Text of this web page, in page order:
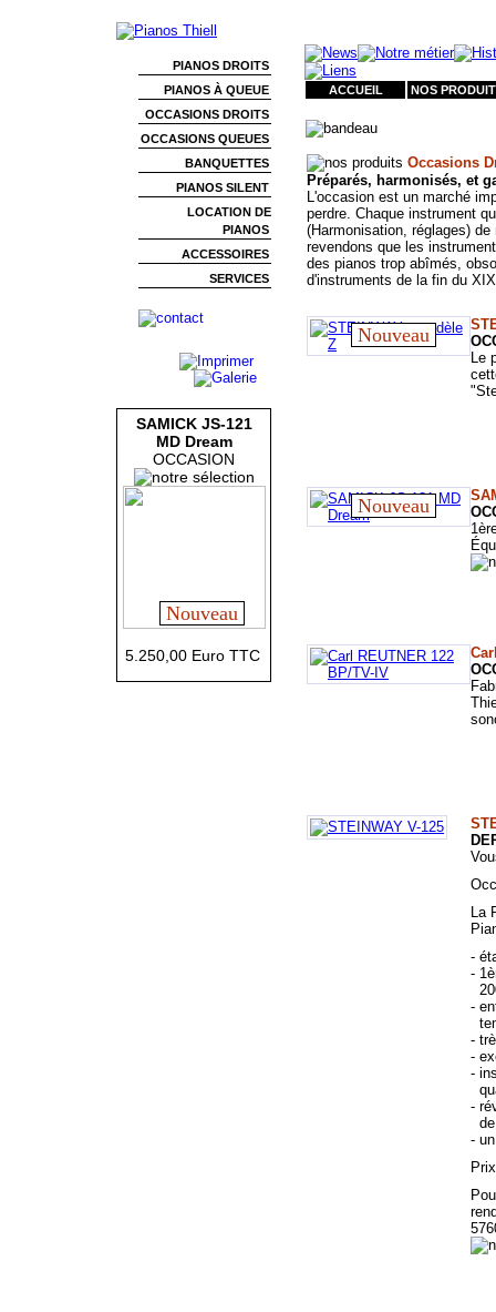
PIANOS DROITS
PIANOS À QUEUE
OCCASIONS DROITS
OCCASIONS QUEUES
BANQUETTES
PIANOS SILENT
LOCATION DE
PIANOS
ACCESSOIRES
SERVICES
SAMICK JS-121
MD Dream
OCCASION
Nouveau
5.250,00 Euro TTC
ACCUEIL NOS
Occasions
Préparés, harmonisés, et
L'occasion est un marché
perdre. Chaque instrument
(Harmonisation, réglages)
revendons que les
des pianos trop abîmés,
d'instruments de la fin du
Nouveau
Le
Nouveau
La
-
-
-
-
-
-
-
-